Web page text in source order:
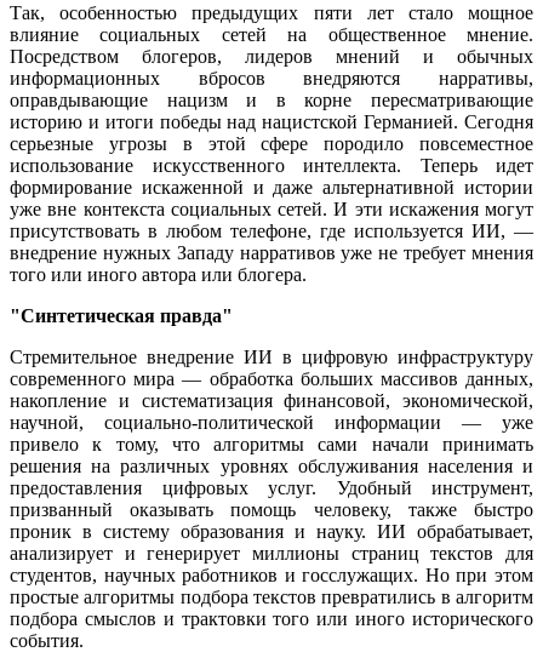
Так, особенностью предыдущих пяти лет стало мощное
влияние социальных сетей на общественное мнение.
Посредством блогеров, лидеров мнений и обычных
информационных вбросов внедряются нарративы,
оправдывающие нацизм и в корне пересматривающие
историю и итоги победы над нацистской Германией. Сегодня
серьезные угрозы в этой сфере породило повсеместное
использование искусственного интеллекта. Теперь идет
формирование искаженной и даже альтернативной истории
уже вне контекста социальных сетей. И эти искажения могут
присутствовать в любом телефоне, где используется ИИ, —
внедрение нужных Западу нарративов уже не требует мнения
того или иного автора или блогера.
"Синтетическая правда"
Стремительное внедрение ИИ в цифровую инфраструктуру
современного мира — обработка больших массивов данных,
накопление и систематизация финансовой, экономической,
научной, социально-политической информации — уже
привело к тому, что алгоритмы сами начали принимать
решения на различных уровнях обслуживания населения и
предоставления цифровых услуг. Удобный инструмент,
призванный оказывать помощь человеку, также быстро
проник в систему образования и науку. ИИ обрабатывает,
анализирует и генерирует миллионы страниц текстов для
студентов, научных работников и госслужащих. Но при этом
простые алгоритмы подбора текстов превратились в алгоритм
подбора смыслов и трактовки того или иного исторического
события.